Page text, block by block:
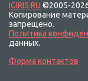
IGIRIS.RU ©2005-
Копирование
запрещено.
Политика
данных.
Форма контактов